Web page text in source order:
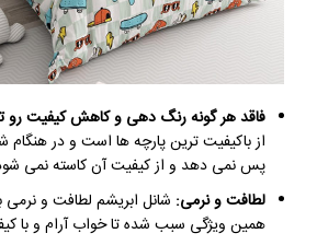
فاقد هر گونه رنگ دهی و کاهش کیفیت رو
از باکیفیت ترین پارچه ها است و در
پس نمی دهد و از کیفیت آن کاسته نمی
لطافت و نرمی: شانل ابریشم لطافت و نرمی
همین ویژگی سبب شده تا خواب آرام و با